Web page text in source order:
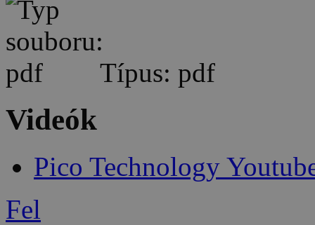
Típus: pdf
Videók
Pico Technology
Fel